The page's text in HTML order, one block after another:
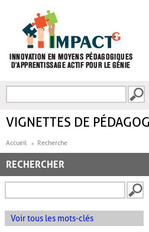
FORMULAIRE DE
VIGNETTES DE
Accueil Recherche
RECHERCHER
Voir tous les mots-clés